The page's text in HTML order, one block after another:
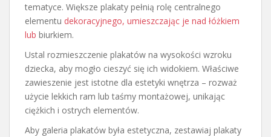
tematyce. Większe plakaty pełnią rolę centralnego
elementu dekoracyjnego, umieszczając je nad łóżkiem
lub biurkiem.
Ustal rozmieszczenie plakatów na wysokości wzroku
dziecka, aby mogło cieszyć się ich widokiem. Właściwe
zawieszenie jest istotne dla estetyki wnętrza – rozważ
użycie lekkich ram lub taśmy montażowej, unikając
ciężkich i ostrych elementów.
Aby galeria plakatów była estetyczna, zestawiaj plakaty